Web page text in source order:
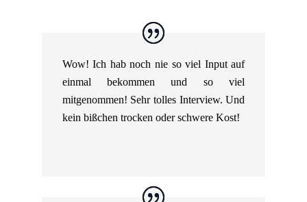
Wow! Ich hab noch nie so viel Input auf
einmal bekommen und so viel
mitgenommen! Sehr tolles Interview. Und
kein bißchen trocken oder schwere Kost!